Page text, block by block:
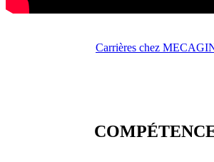
Carrières chez